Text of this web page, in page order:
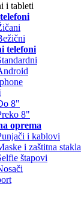
i tableti
telefoni
8"
8"
oprema
i kablovi
i zaštitna stakla
štapovi